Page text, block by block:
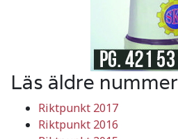
Läs äldre nummer
Riktpunkt 2017
Riktpunkt 2016